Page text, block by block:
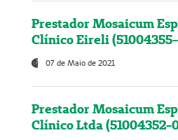
Prestador Mosaicum
Clínico Eireli
07 de Maio de 2021
Prestador Mosaicum
Clínico Ltda (51004352-